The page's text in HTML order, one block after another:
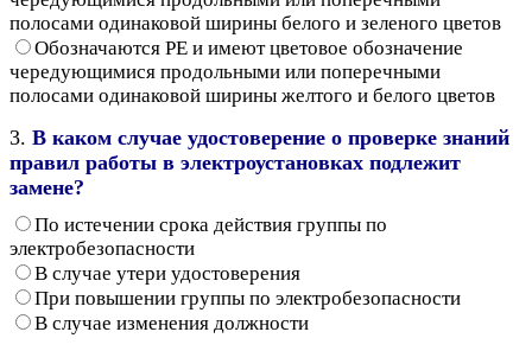
полосами одинаковой ширины белого и зеленого цветов
Обозначаются РЕ и имеют цветовое обозначение
чередующимися продольными или поперечными
полосами одинаковой ширины желтого и белого цветов
3. В каком случае удостоверение о проверке знаний
правил работы в электроустановках подлежит
замене?
По истечении срока действия группы по
электробезопасности
В случае утери удостоверения
При повышении группы по электробезопасности
В случае изменения должности